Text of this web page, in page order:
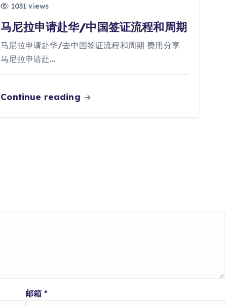
1031 views
马尼拉申请赴华/中国签证流程和周期
马尼拉申请赴华/去中国签证流程和周期 费用分享
马尼拉申请赴…
Continue reading
邮箱*